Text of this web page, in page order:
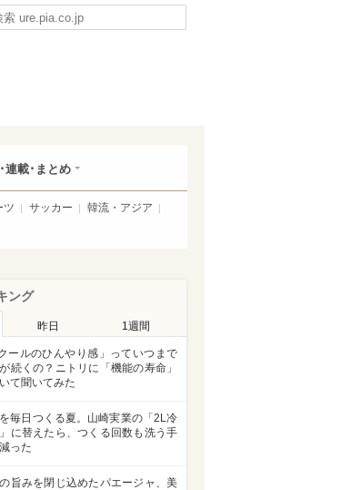
連載･まとめ
ツ サッカー
韓流・アジア
ング
昨日 1週間
クールのひんやり感」っていつまで
続くの？ニトリに「機能の寿命」
て聞いてみた
毎日つくる夏。山崎実業の「2L冷
に替えたら、つくる回数も洗う手
った
旨みを閉じ込めたパエージャ、美